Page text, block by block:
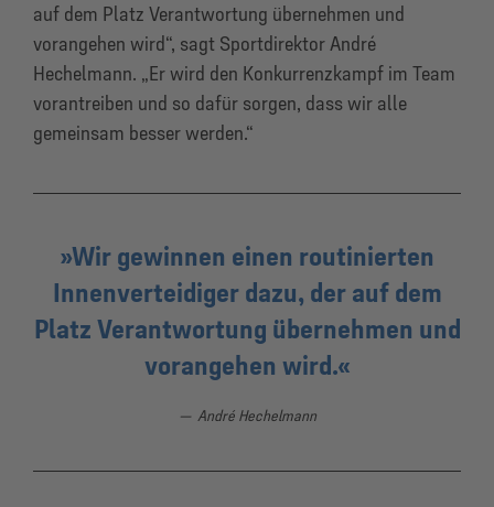
auf dem Platz Verantwortung übernehmen und
vorangehen wird“, sagt Sportdirektor André
Hechelmann. „Er wird den Konkurrenzkampf im Team
vorantreiben und so dafür sorgen, dass wir alle
gemeinsam besser werden.“
Wir gewinnen einen routinierten
Innenverteidiger dazu, der auf dem
Platz Verantwortung übernehmen und
vorangehen wird.
André Hechelmann